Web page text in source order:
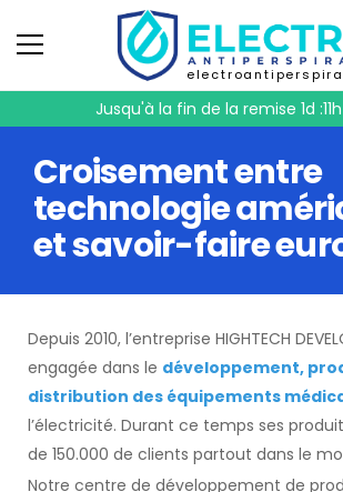
Jusqu'à la fin de la remise 1d
Croisement entre
technologie
et savoir-faire
Depuis 2010, l’entreprise HIGHTECH
engagée dans le développement,
distribution des équipements
l’électricité. Durant ce temps ses
de 150.000 de clients partout dans le
Notre centre de développement de